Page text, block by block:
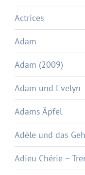
Actrices
Adam
Adam (2009)
Adam und Evelyn
Adams Äpfel
Adèle und das
Adieu Chérie –